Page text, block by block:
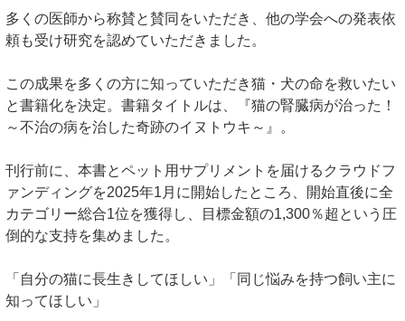
多くの医師から称賛と賛同をいただき、他の学会への発表依
頼も受け研究を認めていただきました。
この成果を多くの方に知っていただき猫・犬の命を救いたい
と書籍化を決定。書籍タイトルは、『猫の腎臓病が治った！
～不治の病を治した奇跡のイヌトウキ～』。
刊行前に、本書とペット用サプリメントを届けるクラウドフ
ァンディングを2025年1月に開始したところ、開始直後に全
カテゴリー総合1位を獲得し、目標金額の1,300％超という圧
倒的な支持を集めました。
「自分の猫に長生きしてほしい」「同じ悩みを持つ飼い主に
知ってほしい」